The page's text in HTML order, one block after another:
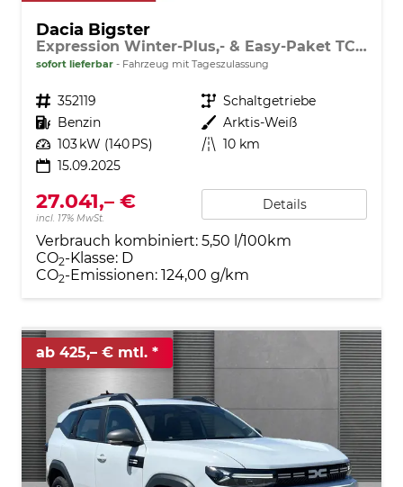
Dacia Bigster
Expression Winter-Plus,- & Easy-Paket TCe 140
sofort lieferbar Fahrzeug mit Tageszulassung
Fahrzeugnr. 352119 Getriebe Schaltgetriebe
Kraftstoff Benzin Außenfarbe Arktis-Weiß
Leistung 103 kW (140 PS) Kilometerstand 10 km
15.09.2025
27.041,– €
incl. 17% MwSt.
Details
Verbrauch kombiniert: 5,50 l/100km
CO2-Klasse: D
CO2-Emissionen: 124,00 g/km
ab 425,– € mtl.